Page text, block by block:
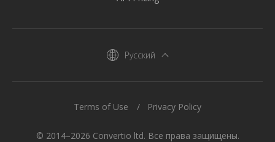
Русский
© 2014–2026 Convertio ltd. Все права защищены.
Terms of Use Privacy Policy